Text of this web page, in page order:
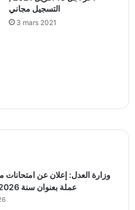
التسجيل مجاني
3 mars 2021
وزارة العدل: إعلان عن امتحانات
عملة بعنوان سنة 2026 (97 خطة)